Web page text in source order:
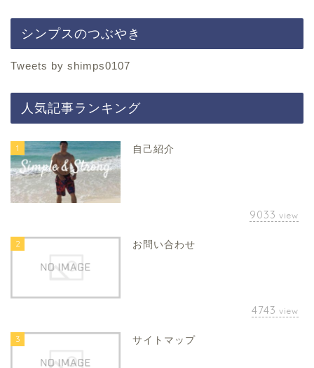
シンプスのつぶやき
Tweets by shimps0107
人気記事ランキング
1 自己紹介
9033 view
2 お問い合わせ
4743 view
3 サイトマップ